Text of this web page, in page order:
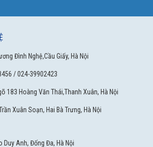
Đình Nghệ,Cầu Giấy, Hà Nội
/ 024-39902423
183 Hoàng Văn Thái,Thanh Xuân, Hà Nội
Xuân Soạn, Hai Bà Trưng, Hà Nội
Duy Anh, Đống Đa, Hà Nội